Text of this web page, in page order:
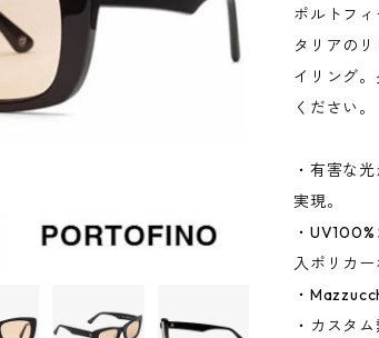
ポルトフ
タリアの
イリング
ください。
・有害な
実現。
・
入ポリカ
・
・カスタ